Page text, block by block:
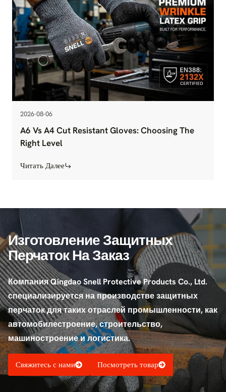
2026-08-06
A6 Vs A4 Cut Resistant Gloves: Choosing The
Right Level
Читать Далее
Изготовление Защитных
Перчаток На Заказ
Компания Qingdao Snell Protective Products Co., Ltd.
специализируется на производстве защитных
перчаток для таких отраслей промышленности, как
автомобилестроение, строительство,
машиностроение и логистика.
Свяжитесь с нами Посмотреть товар